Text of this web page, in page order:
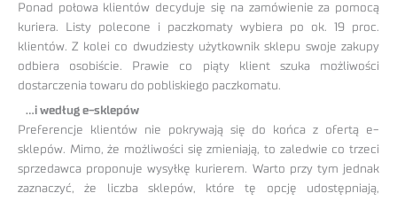
Ponad połowa klientów decyduje się na zamówienie za pomocą
kuriera. Listy polecone i paczkomaty wybiera po ok. 19 proc.
klientów. Z kolei co dwudziesty użytkownik sklepu swoje zakupy
odbiera osobiście. Prawie co piąty klient szuka możliwości
dostarczenia towaru do pobliskiego paczkomatu.
…i według e-sklepów
Preferencje klientów nie pokrywają się do końca z ofertą e-
sklepów. Mimo, że możliwości się zmieniają, to zaledwie co trzeci
sprzedawca proponuje wysyłkę kurierem. Warto przy tym jednak
zaznaczyć, że liczba sklepów, które tę opcję udostępniają,